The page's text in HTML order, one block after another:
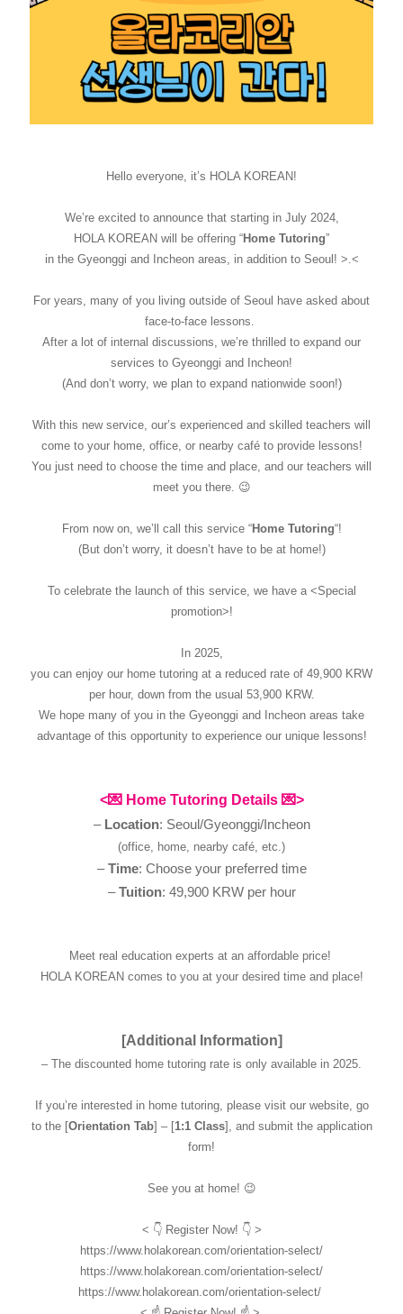
Hello everyone, it’s HOLA KOREAN!
We’re excited to announce that starting in July 2024,
HOLA KOREAN will be offering “Home Tutoring”
in the Gyeonggi and Incheon areas, in addition to Seoul! >.<
For years, many of you living outside of Seoul have asked about
face-to-face lessons.
After a lot of internal discussions, we’re thrilled to expand our
services to Gyeonggi and Incheon!
(And don’t worry, we plan to expand nationwide soon!)
With this new service, our’s experienced and skilled teachers will
come to your home, office, or nearby café to provide lessons!
You just need to choose the time and place, and our teachers will
meet you there. 😉
From now on, we’ll call this service “Home Tutoring“!
(But don’t worry, it doesn’t have to be at home!)
To celebrate the launch of this service, we have a <Special
promotion>!
In 2025,
you can enjoy our home tutoring at a reduced rate of 49,900 KRW
per hour, down from the usual 53,900 KRW.
We hope many of you in the Gyeonggi and Incheon areas take
advantage of this opportunity to experience our unique lessons!
<💌 Home Tutoring Details 💌>
– Location: Seoul/Gyeonggi/Incheon
(office, home, nearby café, etc.)
–Time: Choose your preferred time
–Tuition: 49,900 KRW per hour
Meet real education experts at an affordable price!
HOLA KOREAN comes to you at your desired time and place!
[Additional Information]
– The discounted home tutoring rate is only available in 2025.
If you’re interested in home tutoring, please visit our website, go
to the [Orientation Tab] – [1:1 Class], and submit the application
form!
See you at home! 😉
< 👇 Register Now! 👇>
https://www.holakorean.com/orientation-select/
https://www.holakorean.com/orientation-select/
https://www.holakorean.com/orientation-select/